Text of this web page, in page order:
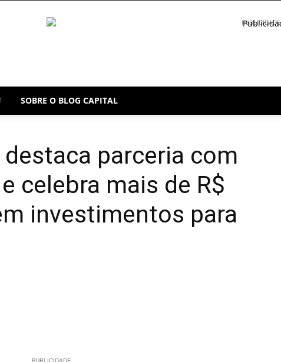
PUBLICIDADE
SOBRE O BLOG CAPITAL
parceria com
celebra mais de R$
investimentos para
PUBLICIDADE